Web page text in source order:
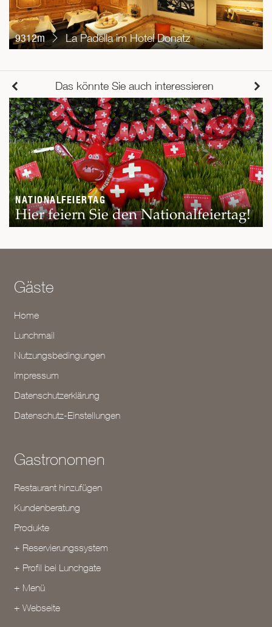
9312m La Padella im Hotel Donatz
Das könnte Sie auch interessieren
NATIONALFEIERTAG
Hier feiern Sie den Nationalfeiertag!
Gäste
Home
Lunchmail
Nutzungsbedingungen
Impressum
Datenschutzerklärung
Datenschutz-Einstellungen
Gastronomen
Restaurant hinzufügen
Kundenberatung
Produkte
+ Reservierungssystem
+ Profil bei Lunchgate
+ Menü
+ Webseite